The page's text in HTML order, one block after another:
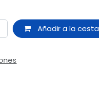
Añadir a la cesta